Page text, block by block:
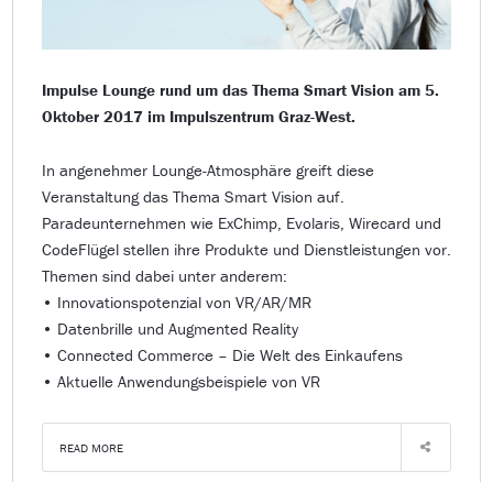
Impulse Lounge rund um das Thema Smart Vision am 5.
Oktober 2017 im Impulszentrum Graz-West.
In angenehmer Lounge-Atmosphäre greift diese
Veranstaltung das Thema Smart Vision auf.
Paradeunternehmen wie ExChimp, Evolaris, Wirecard und
CodeFlügel stellen ihre Produkte und Dienstleistungen vor.
Themen sind dabei unter anderem:
• Innovationspotenzial von VR/AR/MR
• Datenbrille und Augmented Reality
• Connected Commerce – Die Welt des Einkaufens
• Aktuelle Anwendungsbeispiele von VR
READ MORE